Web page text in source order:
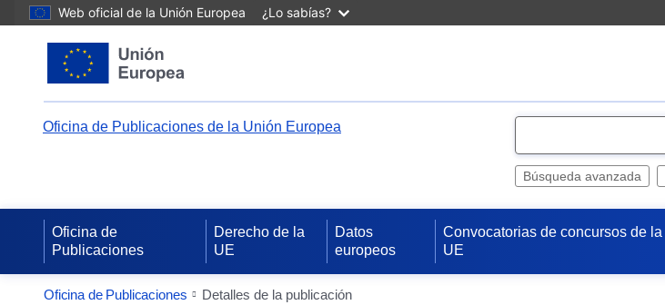
Web oficial de la Unión Europea ¿Lo sabías?
Oficina de Publicaciones de la Unión Europea
e
Búsqueda avanzada
Oficina de
Publicaciones
Derecho de la
UE
Datos
europeos
Convocatorias de concursos de la
UE
Oficina de Publicaciones Detalles de la publicación